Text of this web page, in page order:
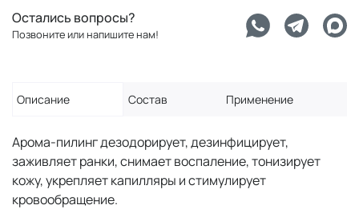
Остались вопросы?
Позвоните или напишите нам!
Описание Состав Применение
Арома-пилинг дезодорирует, дезинфицирует,
заживляет ранки, снимает воспаление, тонизирует
кожу, укрепляет капилляры и стимулирует
кровообращение.